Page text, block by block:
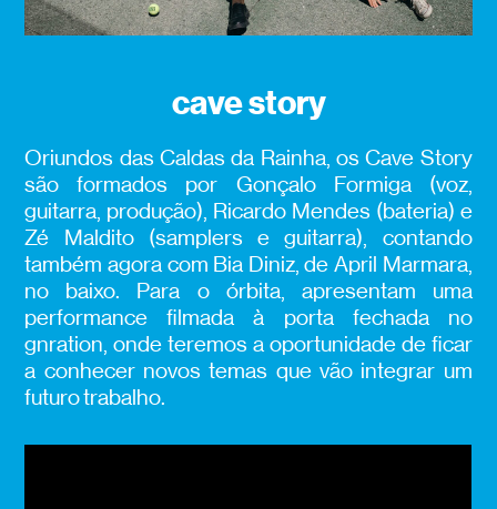
cave story
Oriundos das Caldas da Rainha, os Cave Story
são formados por Gonçalo Formiga (voz,
guitarra, produção), Ricardo Mendes (bateria) e
Zé Maldito (samplers e guitarra), contando
também agora com Bia Diniz, de April Marmara,
no baixo. Para o órbita, apresentam uma
performance filmada à porta fechada no
gnration, onde teremos a oportunidade de ficar
a conhecer novos temas que vão integrar um
futuro trabalho.